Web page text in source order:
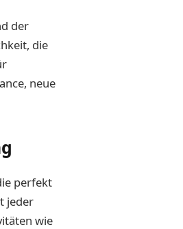
der
die
neue
perfekt
jeder
wie